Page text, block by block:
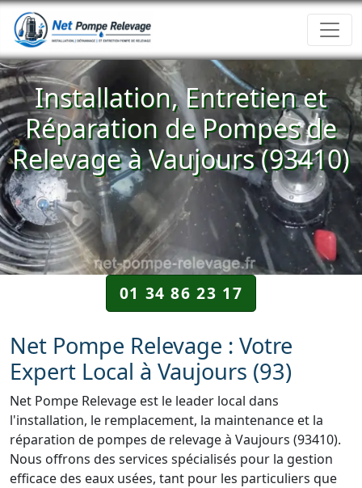
Installation, Entretien et
Réparation de Pompes de
Relevage à Vaujours (93410)
01 34 86 23 17
Net Pompe Relevage : Votre
Expert Local à Vaujours (93)
Net Pompe Relevage est le leader local dans
l'installation, le remplacement, la maintenance et la
réparation de pompes de relevage à Vaujours (93410).
Nous offrons des services spécialisés pour la gestion
efficace des eaux usées, tant pour les particuliers que